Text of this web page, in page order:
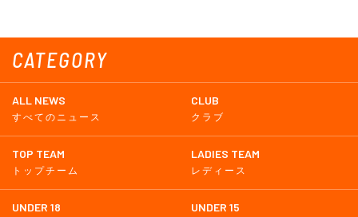
CATEGORY
ALL NEWS
すべてのニュース
CLUB
クラブ
TOP TEAM
トップチーム
LADIES TEAM
レディース
UNDER 18 UNDER 15